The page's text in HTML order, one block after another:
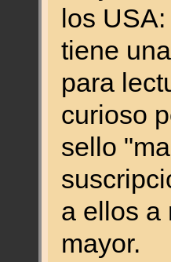
los
tiene
para
curioso
sello
a ellos a
mayor.